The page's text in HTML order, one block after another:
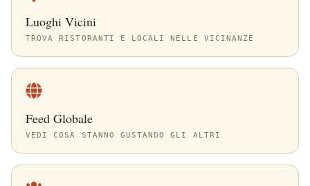
Luoghi Vicini
TROVA RISTORANTI E LOCALI NELLE VICINANZE
Feed Globale
VEDI COSA STANNO GUSTANDO GLI ALTRI